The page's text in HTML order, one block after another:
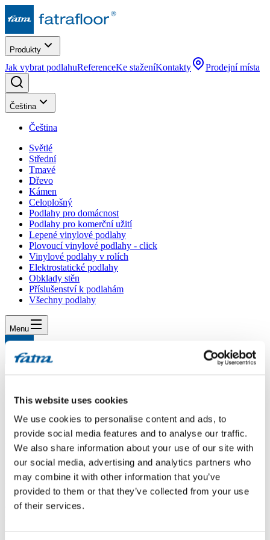
This website uses cookies
We use cookies to personalise content and ads, to
provide social media features and to analyse our traffic.
We also share information about your use of our site with
our social media, advertising and analytics partners who
may combine it with other information that you’ve
provided to them or that they’ve collected from your use
of their services.
Produkty
Jak vybrat podlahuReferenceKe staženíKontakty Prodejní místa
Čeština
Čeština
Světlé
Střední
Tmavé
Dřevo
Kámen
Celoplošný
Podlahy pro domácnost
Podlahy pro komerční užití
Lepené vinylové podlahy
Plovoucí vinylové podlahy - click
Vinylové podlahy v rolích
Elektrostatické podlahy
Obklady stěn
Příslušenství k podlahám
Všechny podlahy
Menu
Čištění podlahy
Čištění podlahy
Dotaz
Dobrý den, máme vinylovou podlahu typu thermofix-borovice
mediterian. Díky své nevědomosti jsem na podlahu dala leštidlo,
které mi zanechalo na podlaze nechtěné šedé závoje. Žádný
doposud použitý přípravek na vinyl to neodstranil, ba naopak ještě